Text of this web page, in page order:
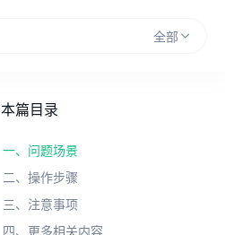
全部
本篇目录
一、问题场景
二、操作步骤
三、注意事项
四、更多相关内容